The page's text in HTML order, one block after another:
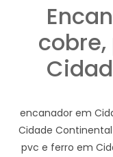
encanador em
Cidade
pvc e ferro em